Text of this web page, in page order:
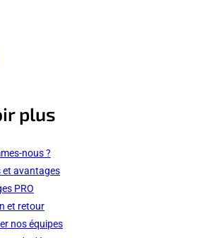
plus
nous ?
et avantages
PRO
et retour
nos équipes